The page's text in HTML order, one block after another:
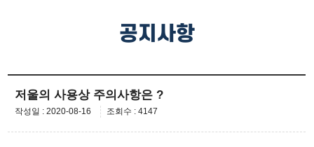
공지사항
저울의 사용상 주의사항은 ?
작성일 : 2020-08-16 조회수 : 4147